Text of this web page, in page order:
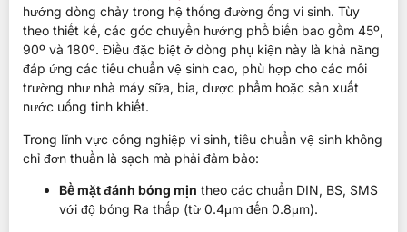
hướng dòng chảy trong hệ thống đường ống vi sinh. Tùy
theo thiết kế, các góc chuyển hướng phổ biến bao gồm 45º,
90º và 180º. Điều đặc biệt ở dòng phụ kiện này là khả năng
đáp ứng các tiêu chuẩn vệ sinh cao, phù hợp cho các môi
trường như nhà máy sữa, bia, dược phẩm hoặc sản xuất
nước uống tinh khiết.
Trong lĩnh vực công nghiệp vi sinh, tiêu chuẩn vệ sinh không
chỉ đơn thuần là sạch mà phải đảm bảo:
Bề mặt đánh bóng mịn theo các chuẩn DIN, BS, SMS
với độ bóng Ra thấp (từ 0.4μm đến 0.8μm).